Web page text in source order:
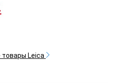
товары Leica